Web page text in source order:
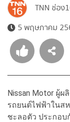
TNN ช่อง
5 พฤษภาคม
Nissan Motor ผู้
รถยนต์ไฟฟ้าในส
ชะลอตัว ประกอ